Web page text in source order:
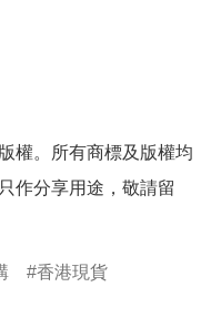
權。所有商標及版權均
作分享用途，敬請留
香港現貨